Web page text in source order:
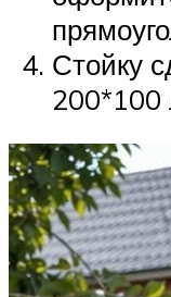
Стойку
200*100